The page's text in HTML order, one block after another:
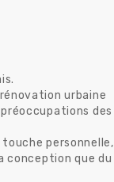
urbaine
des
touche personnelle,
conception que du